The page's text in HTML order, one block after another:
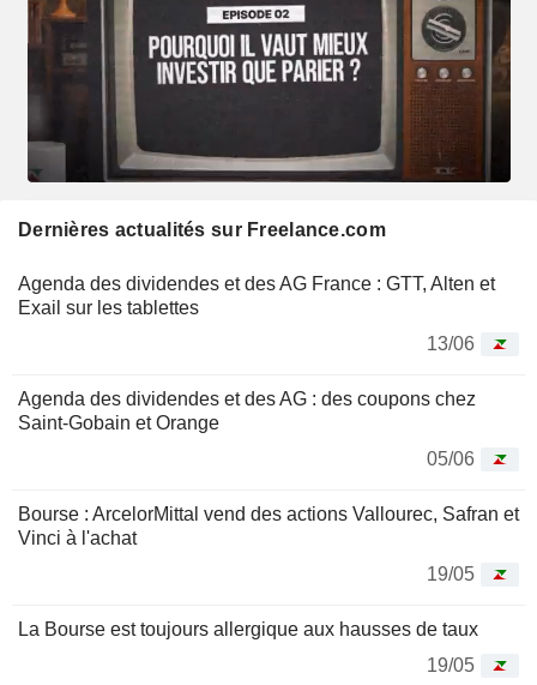
Dernières actualités sur Freelance.com
Agenda des dividendes et des AG France : GTT, Alten et
Exail sur les tablettes
13/06
Agenda des dividendes et des AG : des coupons chez
Saint-Gobain et Orange
05/06
Bourse : ArcelorMittal vend des actions Vallourec, Safran et
Vinci à l'achat
19/05
La Bourse est toujours allergique aux hausses de taux
19/05